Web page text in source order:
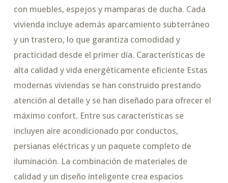
con muebles, espejos y mamparas de ducha. Cada
vivienda incluye además aparcamiento subterráneo
y un trastero, lo que garantiza comodidad y
practicidad desde el primer día. Características de
alta calidad y vida energéticamente eficiente Estas
modernas viviendas se han construido prestando
atención al detalle y se han diseñado para ofrecer el
máximo confort. Entre sus características se
incluyen aire acondicionado por conductos,
persianas eléctricas y un paquete completo de
iluminación. La combinación de materiales de
calidad y un diseño inteligente crea espacios